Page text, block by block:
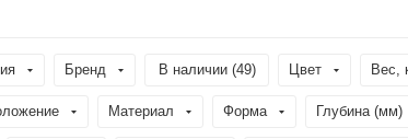
Бренд В наличии (49) Цвет Вес,
Материал Форма Глубина (мм)